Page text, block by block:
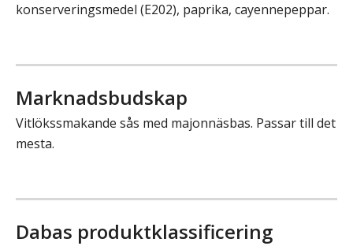
konserveringsmedel (E202), paprika, cayennepeppar.
Marknadsbudskap
Vitlökssmakande sås med majonnäsbas. Passar till det
mesta.
Dabas produktklassificering